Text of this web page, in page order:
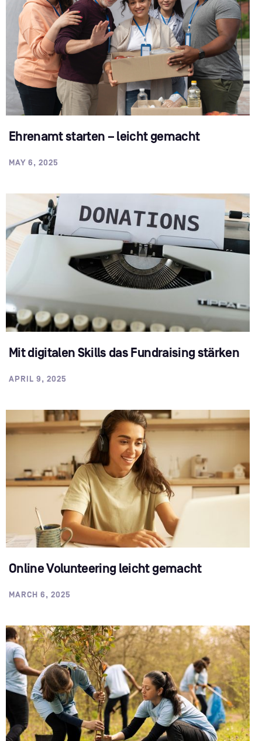
Ehrenamt starten – leicht gemacht
MAY 6, 2025
Mit digitalen Skills das Fundraising stärken
APRIL 9, 2025
Online Volunteering leicht gemacht
MARCH 6, 2025